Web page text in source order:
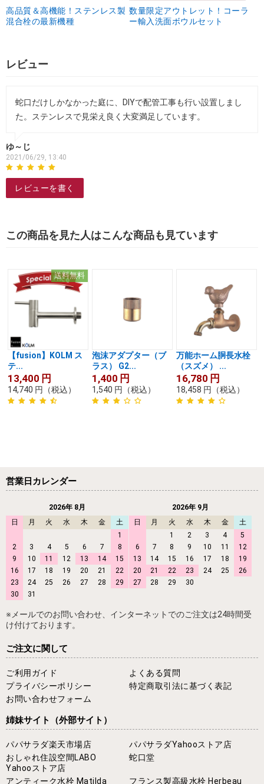
高品質＆高機能！ステンレス製
混合栓の最新機種
数量限定アウトレット！コーラ
ー輸入洗面ボウルセット
レビュー
蛇口だけしかなかった庭に、DIYで配管工事も行い設置しまし
た。ステンレスで見栄え良く大変満足しています。
ゆ～じ
2021/06/29, 13:40
レビューを書く
この商品を見た人はこんな商品も見ています
送料無料
【fusion】KOLM ス
テ...
13,400 円
14,740 円 （税込）
泡沫アダプター（ブ
ラス） G2...
1,400 円
1,540 円 （税込）
万能ホーム胴長水栓
（スズメ） ...
16,780 円
18,458 円 （税込）
営業日カレンダー
2026年 8月
日
月 火 水 木 金
土
1
2
3 4 5 6 7
8
9
10 11 12 13 14
15
16
17 18 19 20 21
22
23
24 25 26 27 28
29
30
31
2026年 9月
日
月 火 水 木 金
土
1
2 3 4
5
6
7 8 9 10 11
12
13
14 15 16 17 18
19
20
21 22 23 24 25
26
27
28 29 30
※メールでのお問い合わせ、インターネットでのご注文は24時間受
け付けております。
ご注文に関して
ご利用ガイド
よくある質問
プライバシーポリシー
特定商取引法に基づく表記
お問い合わせフォーム
姉妹サイト （外部サイト）
パパサラダ楽天市場店
パパサラダYahooストア店
おしゃれ住設空間LABO
Yahooストア店
蛇口堂
アンティーク水栓 Matilda フランス製高級水栓 Herbeau